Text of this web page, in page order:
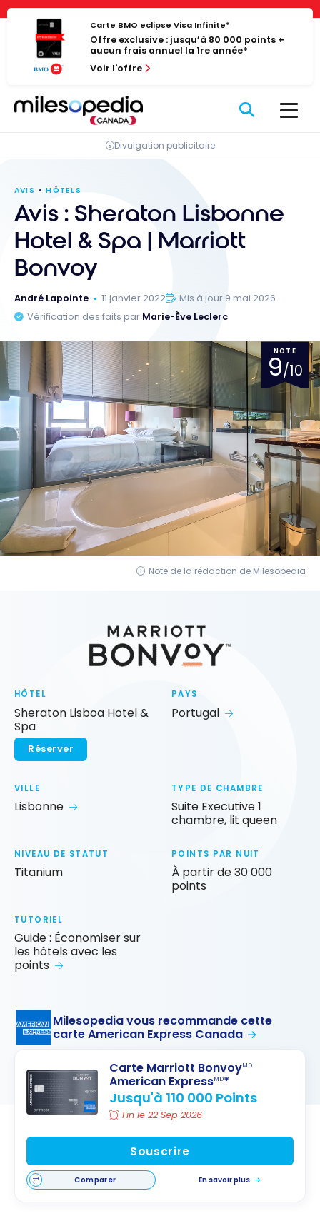
Panneau de gestion des cookies
Passer
contenu
Carte BMO eclipse Visa Infinite*
Offre exclusive : jusqu’à 80 000 points +
aucun frais annuel la 1re année*
Voir l'offre
Divulgation publicitaire
AVIS HÔTELS
Avis : Sheraton Lisbonne
Hotel & Spa | Marriott
Bonvoy
André Lapointe 11 janvier 2022
Mis à jour 9 mai 2026
Vérification des faits par Marie-Ève Leclerc
NOTE
9/10
Note de la rédaction de Milesopedia
HÔTEL
Sheraton Lisboa Hotel &
Spa
Réserver
PAYS
Portugal
VILLE
Lisbonne
TYPE DE CHAMBRE
Suite Executive 1
chambre, lit queen
NIVEAU DE STATUT
Titanium
POINTS PAR NUIT
À partir de 30 000
points
TUTORIEL
Guide : Économiser sur
les hôtels avec les
points
Milesopedia vous recommande cette
carte American Express Canada
Carte Marriott BonvoyMD
American ExpressMD*
Jusqu'à 110 000 Points
Fin le 22 Sep 2026
Souscrire
Comparer En savoir plus